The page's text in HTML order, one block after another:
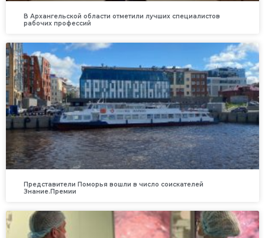
В Архангельской области отметили лучших специалистов
рабочих профессий
Представители Поморья вошли в число соискателей
Знание.Премии